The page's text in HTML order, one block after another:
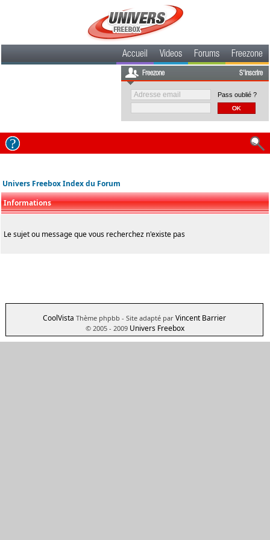
Accueil Videos Forums Freezone
Freezone S'inscrire
Pass oublié ?
Univers Freebox Index du Forum
Informations
Le sujet ou message que vous recherchez n'existe pas
CoolVista Thème phpbb - Site adapté par Vincent Barrier
© 2005 - 2009 Univers Freebox